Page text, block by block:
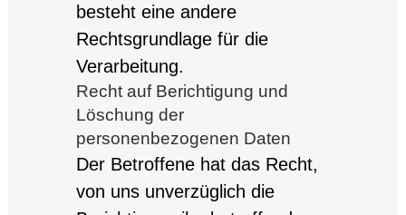
besteht eine andere
Rechtsgrundlage für die
Verarbeitung.
Recht auf Berichtigung und
Löschung der
personenbezogenen Daten
Der Betroffene hat das Recht,
von uns unverzüglich die